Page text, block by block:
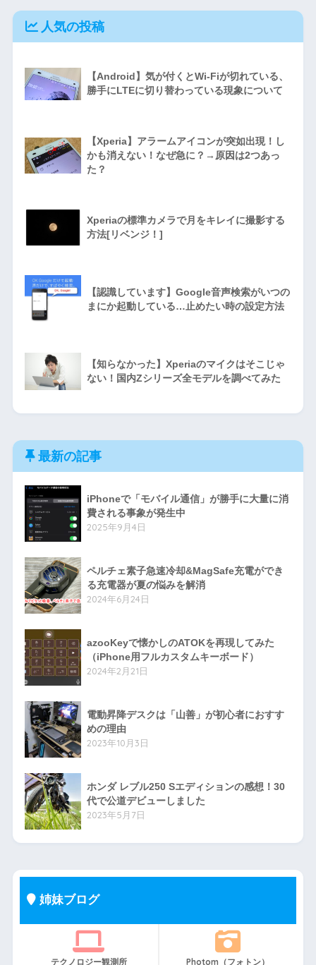
人気の投稿
【Android】気が付くとWi-Fiが切れている、
勝手にLTEに切り替わっている現象について
【Xperia】アラームアイコンが突如出現！し
かも消えない！なぜ急に？→原因は2つあっ
た？
Xperiaの標準カメラで月をキレイに撮影する
方法[リベンジ！]
【認識しています】Google音声検索がいつの
まにか起動している…止めたい時の設定方法
【知らなかった】Xperiaのマイクはそこじゃ
ない！国内Zシリーズ全モデルを調べてみた
最新の記事
iPhoneで「モバイル通信」が勝手に大量に消
費される事象が発生中
2025年9月4日
ペルチェ素子急速冷却&MagSafe充電ができ
る充電器が夏の悩みを解消
2024年6月24日
azooKeyで懐かしのATOKを再現してみた
（iPhone用フルカスタムキーボード）
2024年2月21日
電動昇降デスクは「山善」が初心者におすす
めの理由
2023年10月3日
ホンダ レブル250 Sエディションの感想！30
代で公道デビューしました
2023年5月7日
姉妹ブログ
テクノロジー観測所 Photom（フォトン）